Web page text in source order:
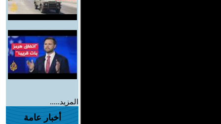
المزيد.....
أخبار عامة